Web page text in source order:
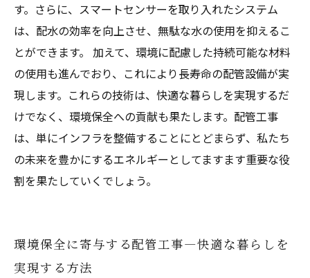
す。さらに、スマートセンサーを取り入れたシステム
は、配水の効率を向上させ、無駄な水の使用を抑えるこ
とができます。 加えて、環境に配慮した持続可能な材料
の使用も進んでおり、これにより長寿命の配管設備が実
現します。これらの技術は、快適な暮らしを実現するだ
けでなく、環境保全への貢献も果たします。配管工事
は、単にインフラを整備することにとどまらず、私たち
の未来を豊かにするエネルギーとしてますます重要な役
割を果たしていくでしょう。
環境保全に寄与する配管工事—快適な暮らしを
実現する方法